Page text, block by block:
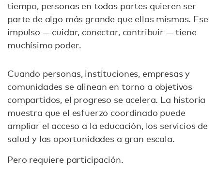
tiempo, personas en todas partes quieren ser
parte de algo más grande que ellas mismas. Ese
impulso — cuidar, conectar, contribuir — tiene
muchísimo poder.
Cuando personas, instituciones, empresas y
comunidades se alinean en torno a objetivos
compartidos, el progreso se acelera. La historia
muestra que el esfuerzo coordinado puede
ampliar el acceso a la educación, los servicios de
salud y las oportunidades a gran escala.
Pero requiere participación.